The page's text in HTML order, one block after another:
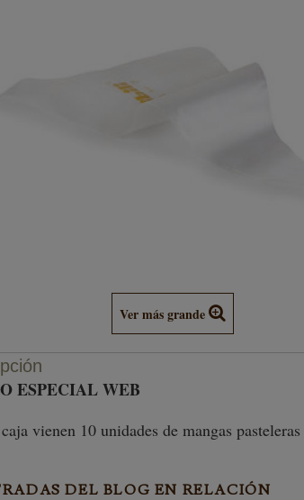
Ver más grande
ESPECIAL WEB
vienen 10 unidades de mangas
DEL BLOG EN RELACIÓN